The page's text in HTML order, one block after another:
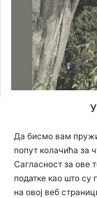
Да бисмо вам
попут колачића за
Сагласност за ове
податке као што
на овој веб